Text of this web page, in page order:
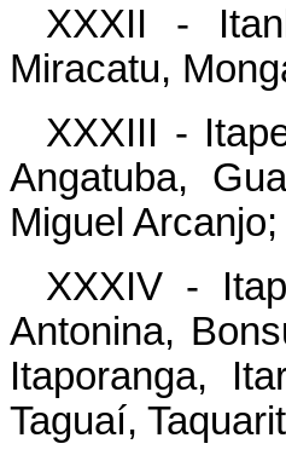
XXXII -
Miracatu,
XXXIII -
Angatuba,
Miguel Arcanjo;
XXXIV -
Antonina,
Itaporanga,
Taguaí,